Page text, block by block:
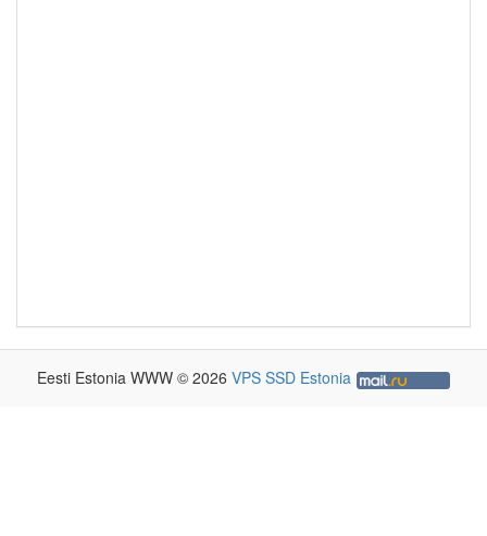
Eesti Estonia WWW © 2026 VPS SSD Estonia